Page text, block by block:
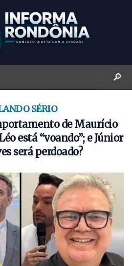
🔎
SÉRIO
de Maurício
está “voando”; e Júnior
será perdoado?